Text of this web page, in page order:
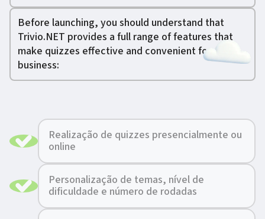
Before launching, you should understand that
Trivio.NET provides a full range of features that
make quizzes effective and convenient for
business:
Realização de quizzes presencialmente ou
online
Personalização de temas, nível de
dificuldade e número de rodadas